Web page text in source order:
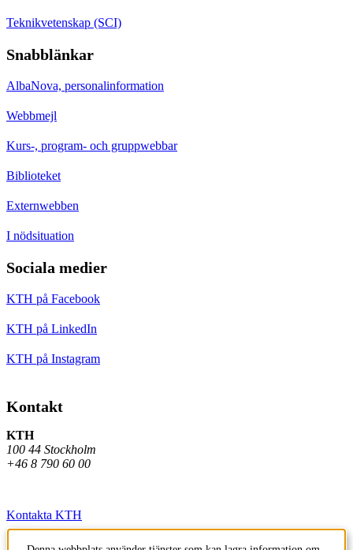
Teknikvetenskap (SCI)
Snabblänkar
AlbaNova, personalinformation
Webbmejl
Kurs-, program- och gruppwebbar
Biblioteket
Externwebben
I nödsituation
Sociala medier
KTH på Facebook
KTH på LinkedIn
KTH på Instagram
Kontakt
KTH
100 44 Stockholm
+46 8 790 60 00
Kontakta KTH
Jobba på KTH